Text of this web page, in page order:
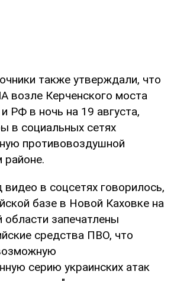
также утверждали, что
возле Керченского моста
РФ в ночь на 19 августа,
в социальных сетях
противовоздушной
видео в соцсетях говорилось,
базе в Новой Каховке на
области запечатлены
средства ПВО, что
серию украинских атак